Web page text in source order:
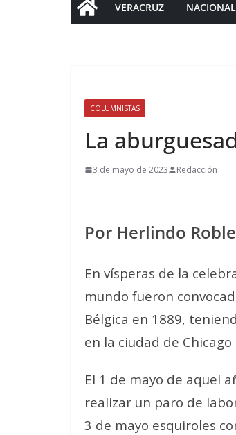
VERACRUZ NACIONAL
COLUMNISTAS
La
3 de mayo de 2023 Redacción
Por Herlindo
En vísperas de la
mundo fueron
Bélgica en 1889,
en la ciudad de Chicago
El 1 de mayo de aquel
realizar un paro de
3 de mayo esquiroles